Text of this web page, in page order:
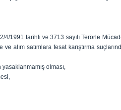
1991 tarihli ve 3713 sayılı Terörle
alım satımlara fesat karıştırma
olması,